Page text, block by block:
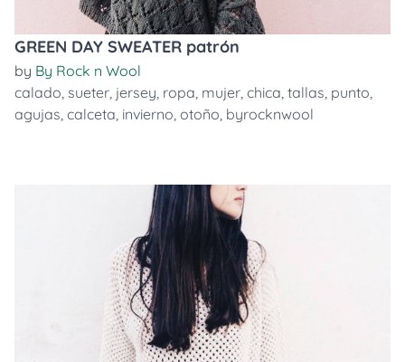
GREEN DAY SWEATER patrón
by By Rock n Wool
calado, sueter, jersey, ropa, mujer, chica, tallas, punto,
agujas, calceta, invierno, otoño, byrocknwool